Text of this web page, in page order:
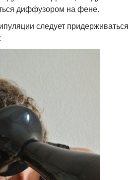
диффузором на фене.
следует придерживаться